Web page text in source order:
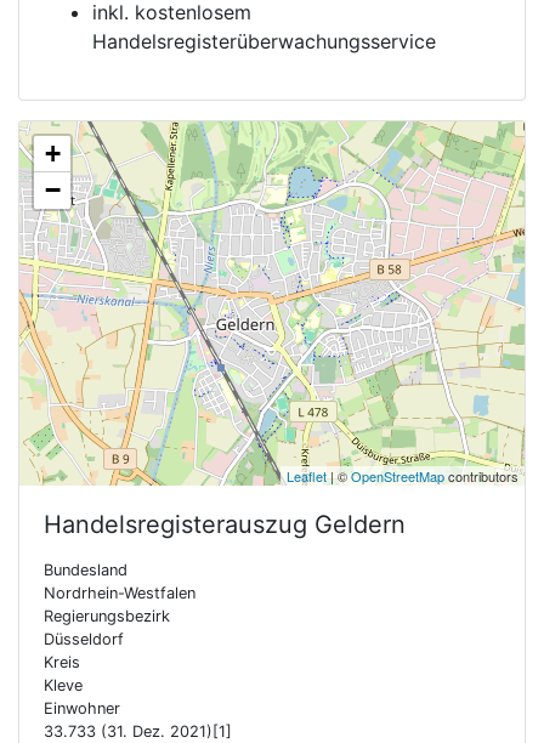
inkl. kostenlosem
Handelsregisterüberwachungsservice
+
−
Leaflet| ©OpenStreetMapcontributors
Handelsregisterauszug Geldern
Bundesland
Nordrhein-Westfalen
Regierungsbezirk
Düsseldorf
Kreis
Kleve
Einwohner
33.733 (31. Dez. 2021)[1]